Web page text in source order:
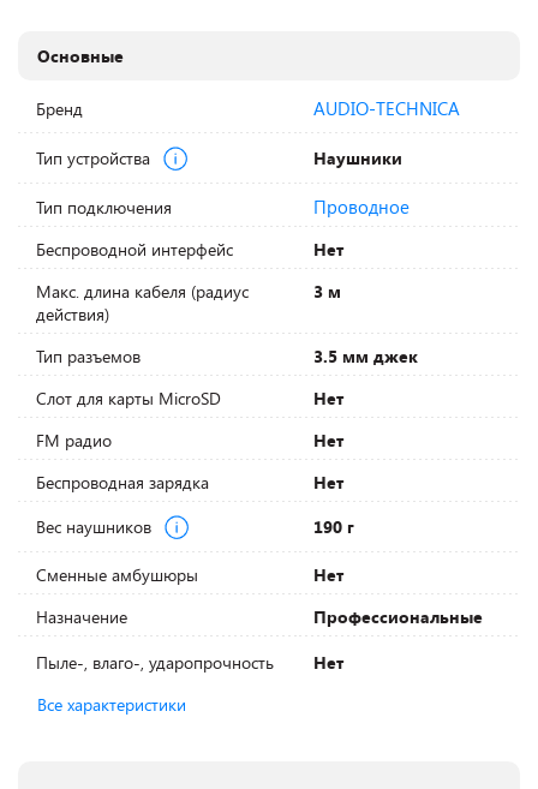
Основные
Бренд AUDIO-TECHNICA
Тип устройства Наушники
Тип подключения Проводное
Беспроводной интерфейс
Нет
Макс. длина кабеля (радиус
действия)
3 м
Тип разъемов
3.5 мм джек
Слот для карты MicroSD
Нет
FM радио
Нет
Беспроводная зарядка
Нет
Вес наушников
190 г
Сменные амбушюры
Нет
Назначение
Профессиональные
Пыле-, влаго-, ударопрочность
Нет
Все характеристики